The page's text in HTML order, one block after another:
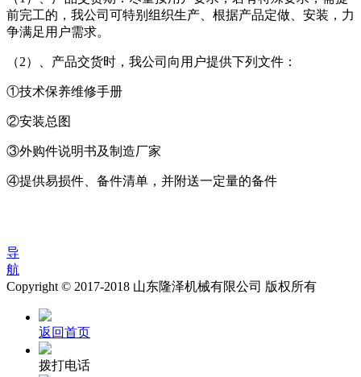
前完工的，我公司可特别组织生产、根据产品定做、安装，力
争满足用户需求。
（2）、产品交货时，我公司向用户提供下列文件：
①技术保养维修手册
②安装总图
③外购件说明书及制造厂家
④提供易损件、备件清单，并附送一定量的备件
导
航
Copyright © 2017-2018 山东隆泽机械有限公司 版权所有
返回首页
拨打电话